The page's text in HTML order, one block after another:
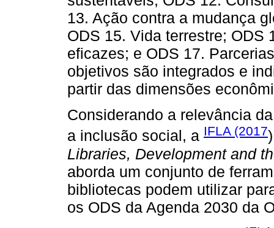
13. Ação contra a mudança
ODS 15. Vida terrestre;
eficazes; e ODS 17.
objetivos são integrados e
partir das dimensões
Considerando a relevância
a inclusão social, a IFLA (2017
Libraries, Development and
aborda um conjunto de
bibliotecas podem utilizar
os ODS da Agenda 2030 da